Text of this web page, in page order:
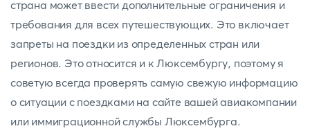
страна может ввести дополнительные ограничения и
требования для всех путешествующих. Это включает
запреты на поездки из определенных стран или
регионов. Это относится и к Люксембургу, поэтому я
советую всегда проверять самую свежую информацию
о ситуации с поездками на сайте вашей авиакомпании
или иммиграционной службы Люксембурга.